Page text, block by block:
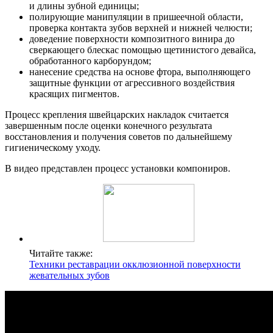
и длины зубной единицы;
полирующие манипуляции в пришеечной области,
проверка контакта зубов верхней и нижней челюсти;
доведение поверхности композитного винира до
сверкающего блескас помощью щетинистого девайса,
обработанного карборундом;
нанесение средства на основе фтора, выполняющего
защитные функции от агрессивного воздействия
красящих пигментов.
Процесс крепления швейцарских накладок считается
завершенным после оценки конечного результата
восстановления и получения советов по дальнейшему
гигиеническому уходу.
В видео представлен процесс установки компониров.
Читайте также:
Техники реставрации окклюзионной поверхности
жевательных зубов